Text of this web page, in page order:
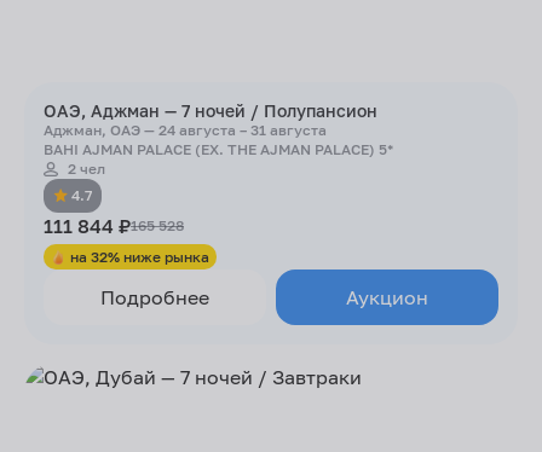
ОАЭ, Аджман — 7 ночей / Полупансион
Аджман, ОАЭ — 24 августа – 31 августа
BAHI AJMAN PALACE (EX. THE AJMAN PALACE) 5*
2 чел
4.7
111 844 ₽165 528
на 32% ниже рынка
Подробнее Аукцион